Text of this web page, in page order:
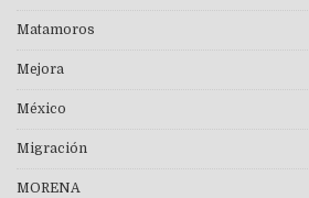
Matamoros
Mejora
México
Migración
MORENA